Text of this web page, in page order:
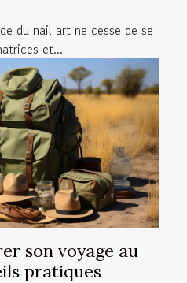
du nail art ne cesse de se
et...
son voyage au
pratiques